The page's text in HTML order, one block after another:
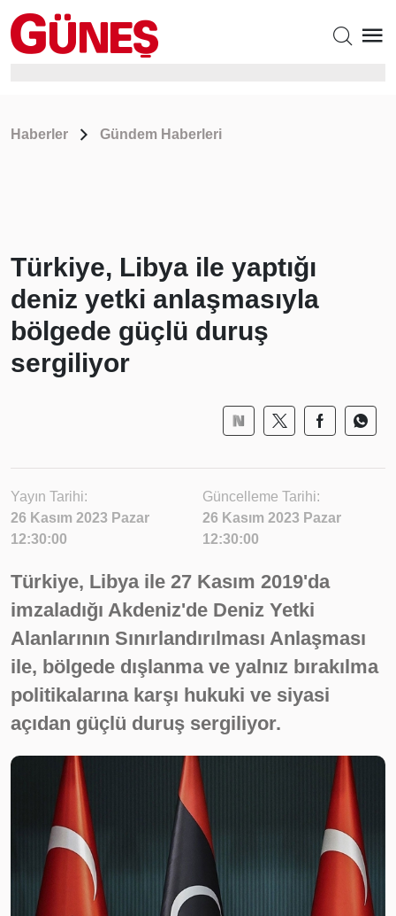
Haberler Gündem Haberleri
Türkiye, Libya ile yaptığı
deniz yetki anlaşmasıyla
bölgede güçlü duruş
sergiliyor
Yayın Tarihi:
26 Kasım 2023 Pazar
12:30:00
Güncelleme Tarihi:
26 Kasım 2023 Pazar
12:30:00
Türkiye, Libya ile 27 Kasım 2019'da
imzaladığı Akdeniz'de Deniz Yetki
Alanlarının Sınırlandırılması Anlaşması
ile, bölgede dışlanma ve yalnız bırakılma
politikalarına karşı hukuki ve siyasi
açıdan güçlü duruş sergiliyor.